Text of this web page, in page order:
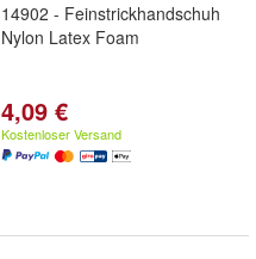
14902 - Feinstrickhandschuh
Nylon Latex Foam
4,09 €
Kostenloser Versand